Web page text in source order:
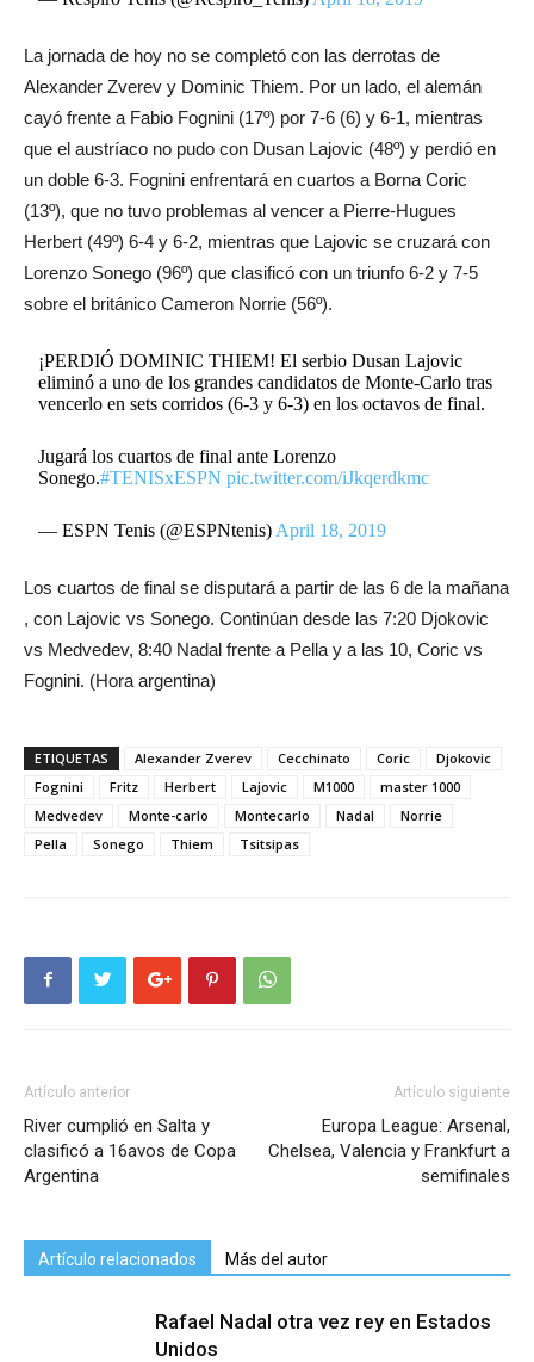
La jornada de hoy no se completó con las derrotas de
Alexander Zverev y Dominic Thiem. Por un lado, el alemán
cayó frente a Fabio Fognini (17º) por 7-6 (6) y 6-1, mientras
que el austríaco no pudo con Dusan Lajovic (48º) y perdió en
un doble 6-3. Fognini enfrentará en cuartos a Borna Coric
(13º), que no tuvo problemas al vencer a Pierre-Hugues
Herbert (49º) 6-4 y 6-2, mientras que Lajovic se cruzará con
Lorenzo Sonego (96º) que clasificó con un triunfo 6-2 y 7-5
sobre el británico Cameron Norrie (56º).
¡PERDIÓ DOMINIC THIEM! El serbio Dusan Lajovic
eliminó a uno de los grandes candidatos de Monte-Carlo tras
vencerlo en sets corridos (6-3 y 6-3) en los octavos de final.
Jugará los cuartos de final ante Lorenzo
Sonego.#TENISxESPN pic.twitter.com/iJkqerdkmc
— ESPN Tenis (@ESPNtenis) April 18, 2019
Los cuartos de final se disputará a partir de las 6 de la mañana
, con Lajovic vs Sonego. Continúan desde las 7:20 Djokovic
vs Medvedev, 8:40 Nadal frente a Pella y a las 10, Coric vs
Fognini. (Hora argentina)
ETIQUETAS Alexander Zverev Cecchinato Coric
Djokovic
Fognini
Fritz Herbert Lajovic M1000
master 1000
Medvedev
Monte-carlo Montecarlo Nadal
Norrie
Pella
Sonego Thiem Tsitsipas
Artículo anterior
River cumplió en Salta y
clasificó a 16avos de Copa
Argentina
Artículo siguiente
Europa League: Arsenal,
Chelsea, Valencia y Frankfurt a
semifinales
Artículo relacionados Más del autor
Rafael Nadal otra vez rey en Estados
Unidos